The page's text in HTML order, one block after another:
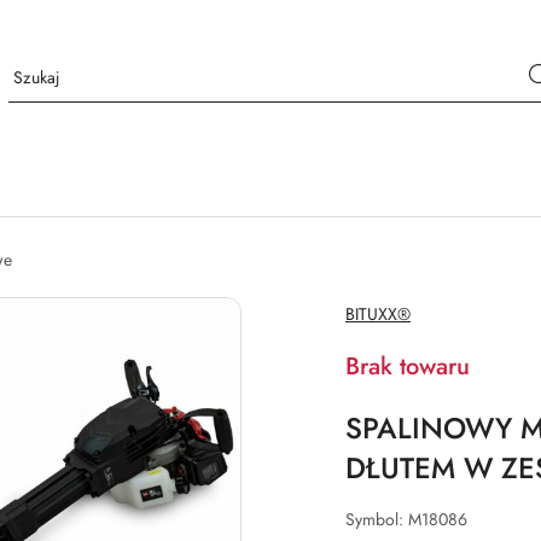
NAZWA
PRODUCENTA:
BITUXX®
Brak towaru
SPALINOWY
DŁUTEM W
Symbol: M18086